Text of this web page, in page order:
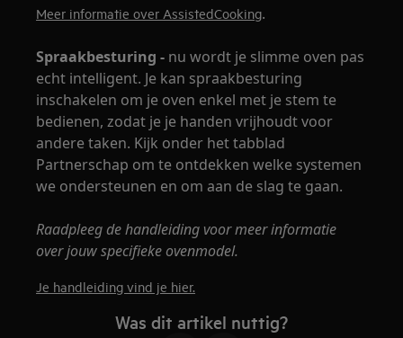
Meer informatie over AssistedCooking.
Spraakbesturing - nu wordt je slimme oven pas
echt intelligent. Je kan spraakbesturing
inschakelen om je oven enkel met je stem te
bedienen, zodat je je handen vrijhoudt voor
andere taken. Kijk onder het tabblad
Partnerschap om te ontdekken welke systemen
we ondersteunen en om aan de slag te gaan.
Raadpleeg de handleiding voor meer informatie
over jouw specifieke ovenmodel.
Je handleiding vind je hier.
Was dit artikel nuttig?